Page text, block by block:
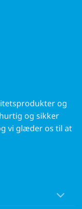
og
og sikker
vi glæder os til at